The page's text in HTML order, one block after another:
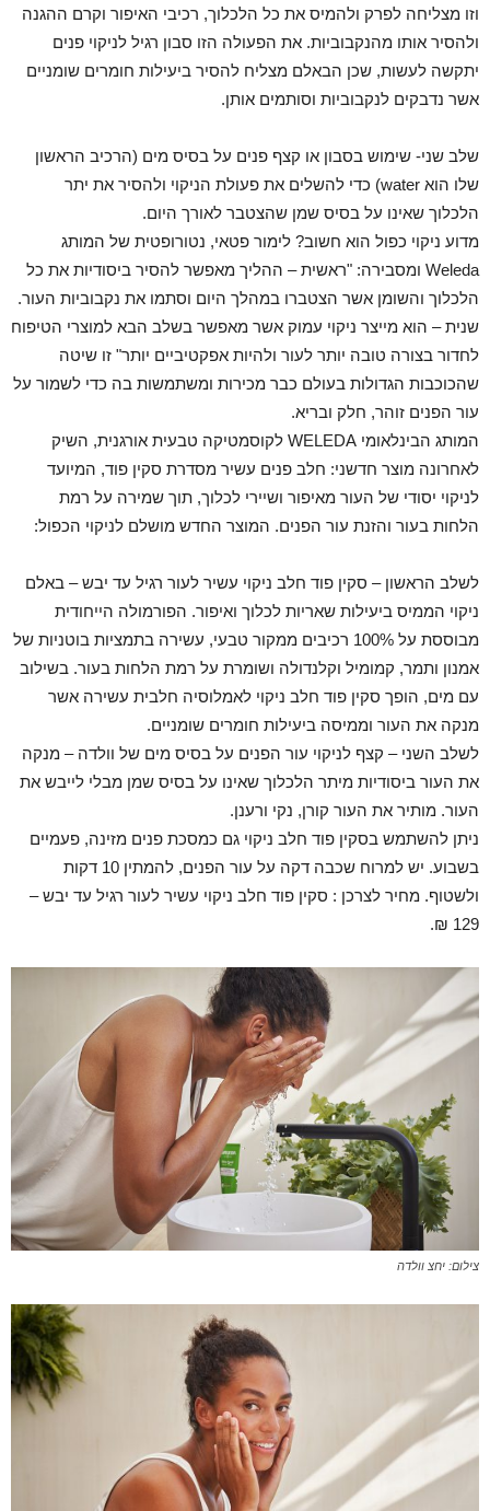
וזו מצליחה לפרק ולהמיס את כל הלכלוך, רכיבי האיפור וקרם ההגנה
ולהסיר אותו מהנקבוביות. את הפעולה הזו סבון רגיל לניקוי פנים
יתקשה לעשות, שכן הבאלם מצליח להסיר ביעילות חומרים שומניים
אשר נדבקים לנקבוביות וסותמים אותן.
שלב שני- שימוש בסבון או קצף פנים על בסיס מים (הרכיב הראשון
שלו הוא water) כדי להשלים את פעולת הניקוי ולהסיר את יתר
הלכלוך שאינו על בסיס שמן שהצטבר לאורך היום.
מדוע ניקוי כפול הוא חשוב? לימור פטאי, נטורופטית של המותג
Weleda ומסבירה: "ראשית – ההליך מאפשר להסיר ביסודיות את כל
הלכלוך והשומן אשר הצטברו במהלך היום וסתמו את נקבוביות העור.
שנית – הוא מייצר ניקוי עמוק אשר מאפשר בשלב הבא למוצרי הטיפוח
לחדור בצורה טובה יותר לעור ולהיות אפקטיביים יותר" זו שיטה
שהכוכבות הגדולות בעולם כבר מכירות ומשתמשות בה כדי לשמור על
עור הפנים זוהר, חלק ובריא.
המותג הבינלאומי WELEDA לקוסמטיקה טבעית אורגנית, השיק
לאחרונה מוצר חדשני: חלב פנים עשיר מסדרת סקין פוד, המיועד
לניקוי יסודי של העור מאיפור ושיירי לכלוך, תוך שמירה על רמת
הלחות בעור והזנת עור הפנים. המוצר החדש מושלם לניקוי הכפול:
לשלב הראשון – סקין פוד חלב ניקוי עשיר לעור רגיל עד יבש – באלם
ניקוי הממיס ביעילות שאריות לכלוך ואיפור. הפורמולה הייחודית
מבוססת על 100% רכיבים ממקור טבעי, עשירה בתמציות בוטניות של
אמנון ותמר, קמומיל וקלנדולה ושומרת על רמת הלחות בעור. בשילוב
עם מים, הופך סקין פוד חלב ניקוי לאמלוסיה חלבית עשירה אשר
מנקה את העור וממיסה ביעילות חומרים שומניים.
לשלב השני – קצף לניקוי עור הפנים על בסיס מים של וולדה – מנקה
את העור ביסודיות מיתר הלכלוך שאינו על בסיס שמן מבלי לייבש את
העור. מותיר את העור קורן, נקי ורענן.
ניתן להשתמש בסקין פוד חלב ניקוי גם כמסכת פנים מזינה, פעמיים
בשבוע. יש למרוח שכבה דקה על עור הפנים, להמתין 10 דקות
ולשטוף. מחיר לצרכן : סקין פוד חלב ניקוי עשיר לעור רגיל עד יבש –
129 ₪.
צילום: יחצ וולדה